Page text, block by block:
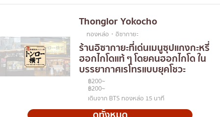
Thonglor Yokocho
ทองหล่อ・อิซากายะ
ร้านอิซากายะที่เด่นเมนูซุปแกงกะหรี่
ฮอกไกโดแท้ ๆ โดยคนฮอกไกโด ใน
บรรยากาศเรโทรแบบยุคโชวะ
฿200~
฿200~
เดินจาก BTS ทองหล่อ 15 นาที